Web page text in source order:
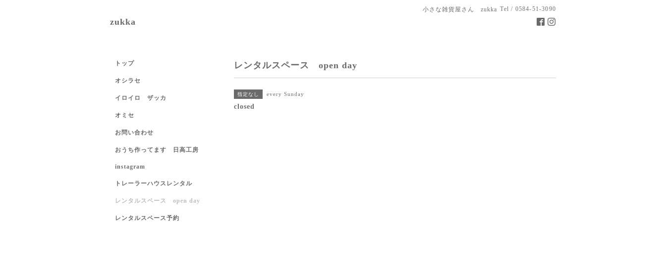
小さな雑貨屋さん zukka Tel / 0584-51-3090
zukka
レンタルスペース open day
指定なし every Sunday
closed
トップ
オシラセ
イロイロ ザッカ
オミセ
お問い合わせ
おうち作ってます 日高工房
instagram
トレーラーハウスレンタル
レンタルスペース open day
レンタルスペース予約